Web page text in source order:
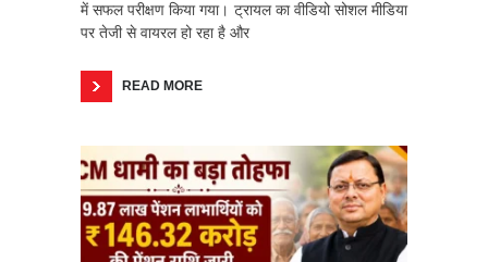
में सफल परीक्षण किया गया। ट्रायल का वीडियो सोशल मीडिया
पर तेजी से वायरल हो रहा है और
READ MORE